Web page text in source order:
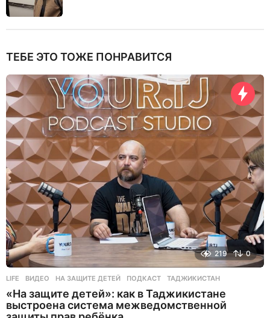
ТЕБЕ ЭТО ТОЖЕ ПОНРАВИТСЯ
219 0
LIFE ВИДЕО ,НА ЗАЩИТЕ ДЕТЕЙ ,ПОДКАСТ ,ТАДЖИКИСТАН
«На защите детей»: как в Таджикистане
выстроена система межведомственной